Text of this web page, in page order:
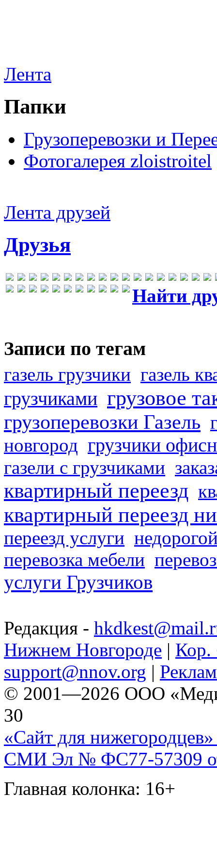
Лента
Папки
Грузоперевозки и
Фотогалерея zloistroitel
Лента друзей
Друзья
Найти
Записи по тегам
газель грузчики газель
грузчиками грузовое
грузоперевозки Газель
новгород грузчики
газели с грузчиками
квартирный переезд
квартирный переезд
переезд услуги
перевозка мебели
услуги Грузчиков
Редакция -
Нижнем Новгороде | Кор.
support@nnov.org |
© 2001—2026 ООО
30
«Сайт для нижегородцев»
СМИ Эл № ФС77-57309
Главная колонка: 16+